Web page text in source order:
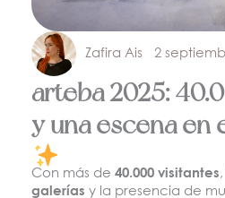
Zafira Ais 2
arteba 2025:
y una escena en
Con más de 40.000 visitantes
galerías y la presencia de